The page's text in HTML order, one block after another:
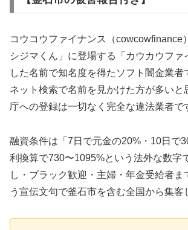
コウコウファイナンス（cowcowfinance
シジマくん」に登場する「カウカウファ
した名前で知名度を得たソフト闇金業者
ネット検索で名前を見かけた方が多いと
庁への登録は一切なく完全な違法業者で
融資条件は「7日で元金の20%・10日で
利換算で730〜1095%という法外な数字
し・ブラック歓迎・主婦・年金受給者ま
う宣伝文句で釜石市を含む全国から集客